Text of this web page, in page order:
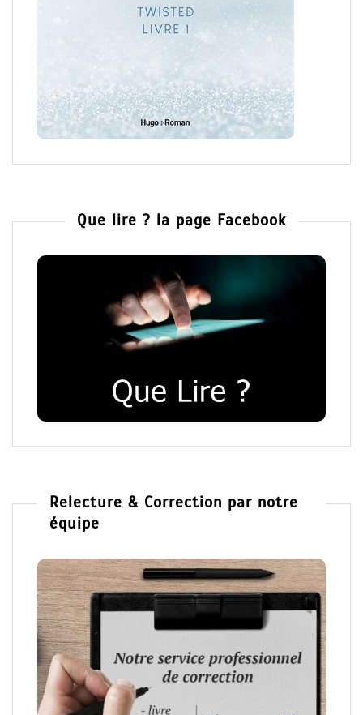
Que lire ? la page Facebook
Relecture & Correction par notre
équipe